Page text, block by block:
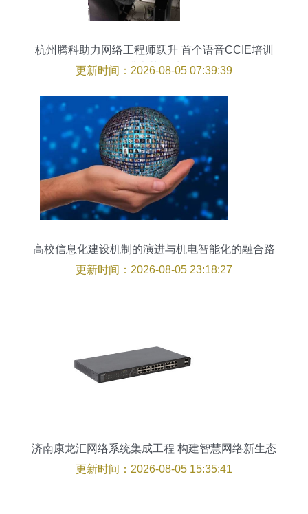
杭州腾科助力网络工程师跃升 首个语音CCIE培训
盛大落杭城
更新时间：2026-08-05 07:39:39
高校信息化建设机制的演进与机电智能化的融合路
径
更新时间：2026-08-05 23:18:27
济南康龙汇网络系统集成工程 构建智慧网络新生态
更新时间：2026-08-05 15:35:41